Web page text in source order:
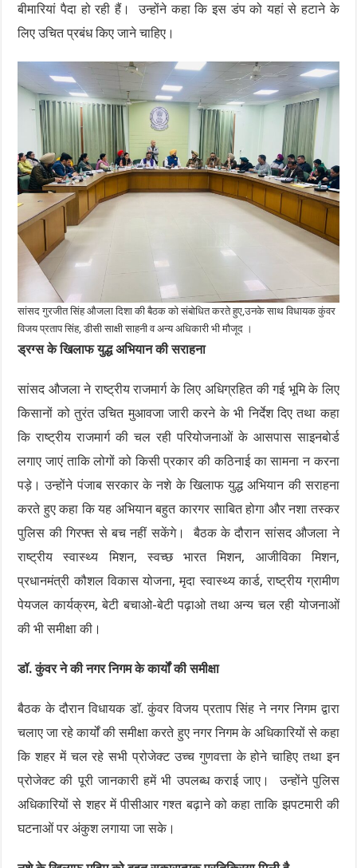
बीमारियां पैदा हो रही हैं। उन्होंने कहा कि इस डंप को यहां से हटाने के
लिए उचित प्रबंध किए जाने चाहिए।
सांसद गुरजीत सिंह औजला दिशा की बैठक को संबोधित करते हुए,उनके साथ विधायक कुंवर
विजय प्रताप सिंह, डीसी साक्षी साहनी व अन्य अधिकारी भी मौजूद ।
ड्रग्स के खिलाफ युद्ध अभियान की सराहना
सांसद औजला ने राष्ट्रीय राजमार्ग के लिए अधिग्रहित की गई भूमि के लिए
किसानों को तुरंत उचित मुआवजा जारी करने के भी निर्देश दिए तथा कहा
कि राष्ट्रीय राजमार्ग की चल रही परियोजनाओं के आसपास साइनबोर्ड
लगाए जाएं ताकि लोगों को किसी प्रकार की कठिनाई का सामना न करना
पड़े। उन्होंने पंजाब सरकार के नशे के खिलाफ युद्ध अभियान की सराहना
करते हुए कहा कि यह अभियान बहुत कारगर साबित होगा और नशा तस्कर
पुलिस की गिरफ्त से बच नहीं सकेंगे। बैठक के दौरान सांसद औजला ने
राष्ट्रीय स्वास्थ्य मिशन, स्वच्छ भारत मिशन, आजीविका मिशन,
प्रधानमंत्री कौशल विकास योजना, मृदा स्वास्थ्य कार्ड, राष्ट्रीय ग्रामीण
पेयजल कार्यक्रम, बेटी बचाओ-बेटी पढ़ाओ तथा अन्य चल रही योजनाओं
की भी समीक्षा की।
डॉ. कुंवर ने की नगर निगम के कार्यों की समीक्षा
बैठक के दौरान विधायक डॉ. कुंवर विजय प्रताप सिंह ने नगर निगम द्वारा
चलाए जा रहे कार्यों की समीक्षा करते हुए नगर निगम के अधिकारियों से कहा
कि शहर में चल रहे सभी प्रोजेक्ट उच्च गुणवत्ता के होने चाहिए तथा इन
प्रोजेक्ट की पूरी जानकारी हमें भी उपलब्ध कराई जाए। उन्होंने पुलिस
अधिकारियों से शहर में पीसीआर गश्त बढ़ाने को कहा ताकि झपटमारी की
घटनाओं पर अंकुश लगाया जा सके।